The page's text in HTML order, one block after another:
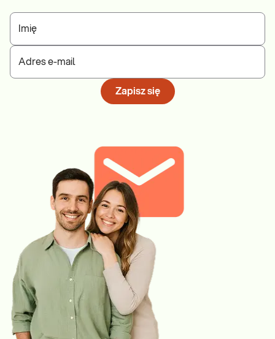
Imię
Adres e-mail
Zapisz się